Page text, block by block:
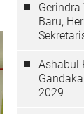
Baru,
Ashabul
2029